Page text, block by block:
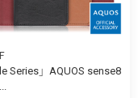
Series」AQUOS sense8